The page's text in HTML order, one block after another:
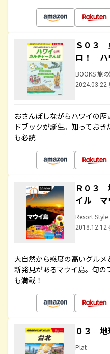
Ｓ０３
ロ！ ハ
BOOKS 旅
2024.03.22
おさんぽしながらハワイの
ドブックが誕生。知ってお
も必読
Ｒ０３
イル マ
Resort Style
2018.12.12
大自然から感度の高いグル
新発見があるマウイ島。旬
も満載！
０３ 地
Plat